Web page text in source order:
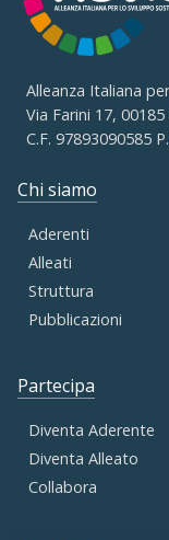
Alleanza Italiana
Via Farini 17,
C.F. 97893090585
Chi siamo
Aderenti
Alleati
Struttura
Pubblicazioni
Partecipa
Diventa Aderente
Diventa Alleato
Collabora